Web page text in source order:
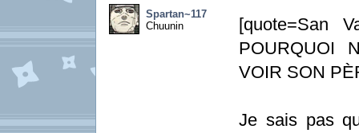
Spartan~117
Chuunin
[quote=San
POURQUOI
VOIR SON
Je sais pas